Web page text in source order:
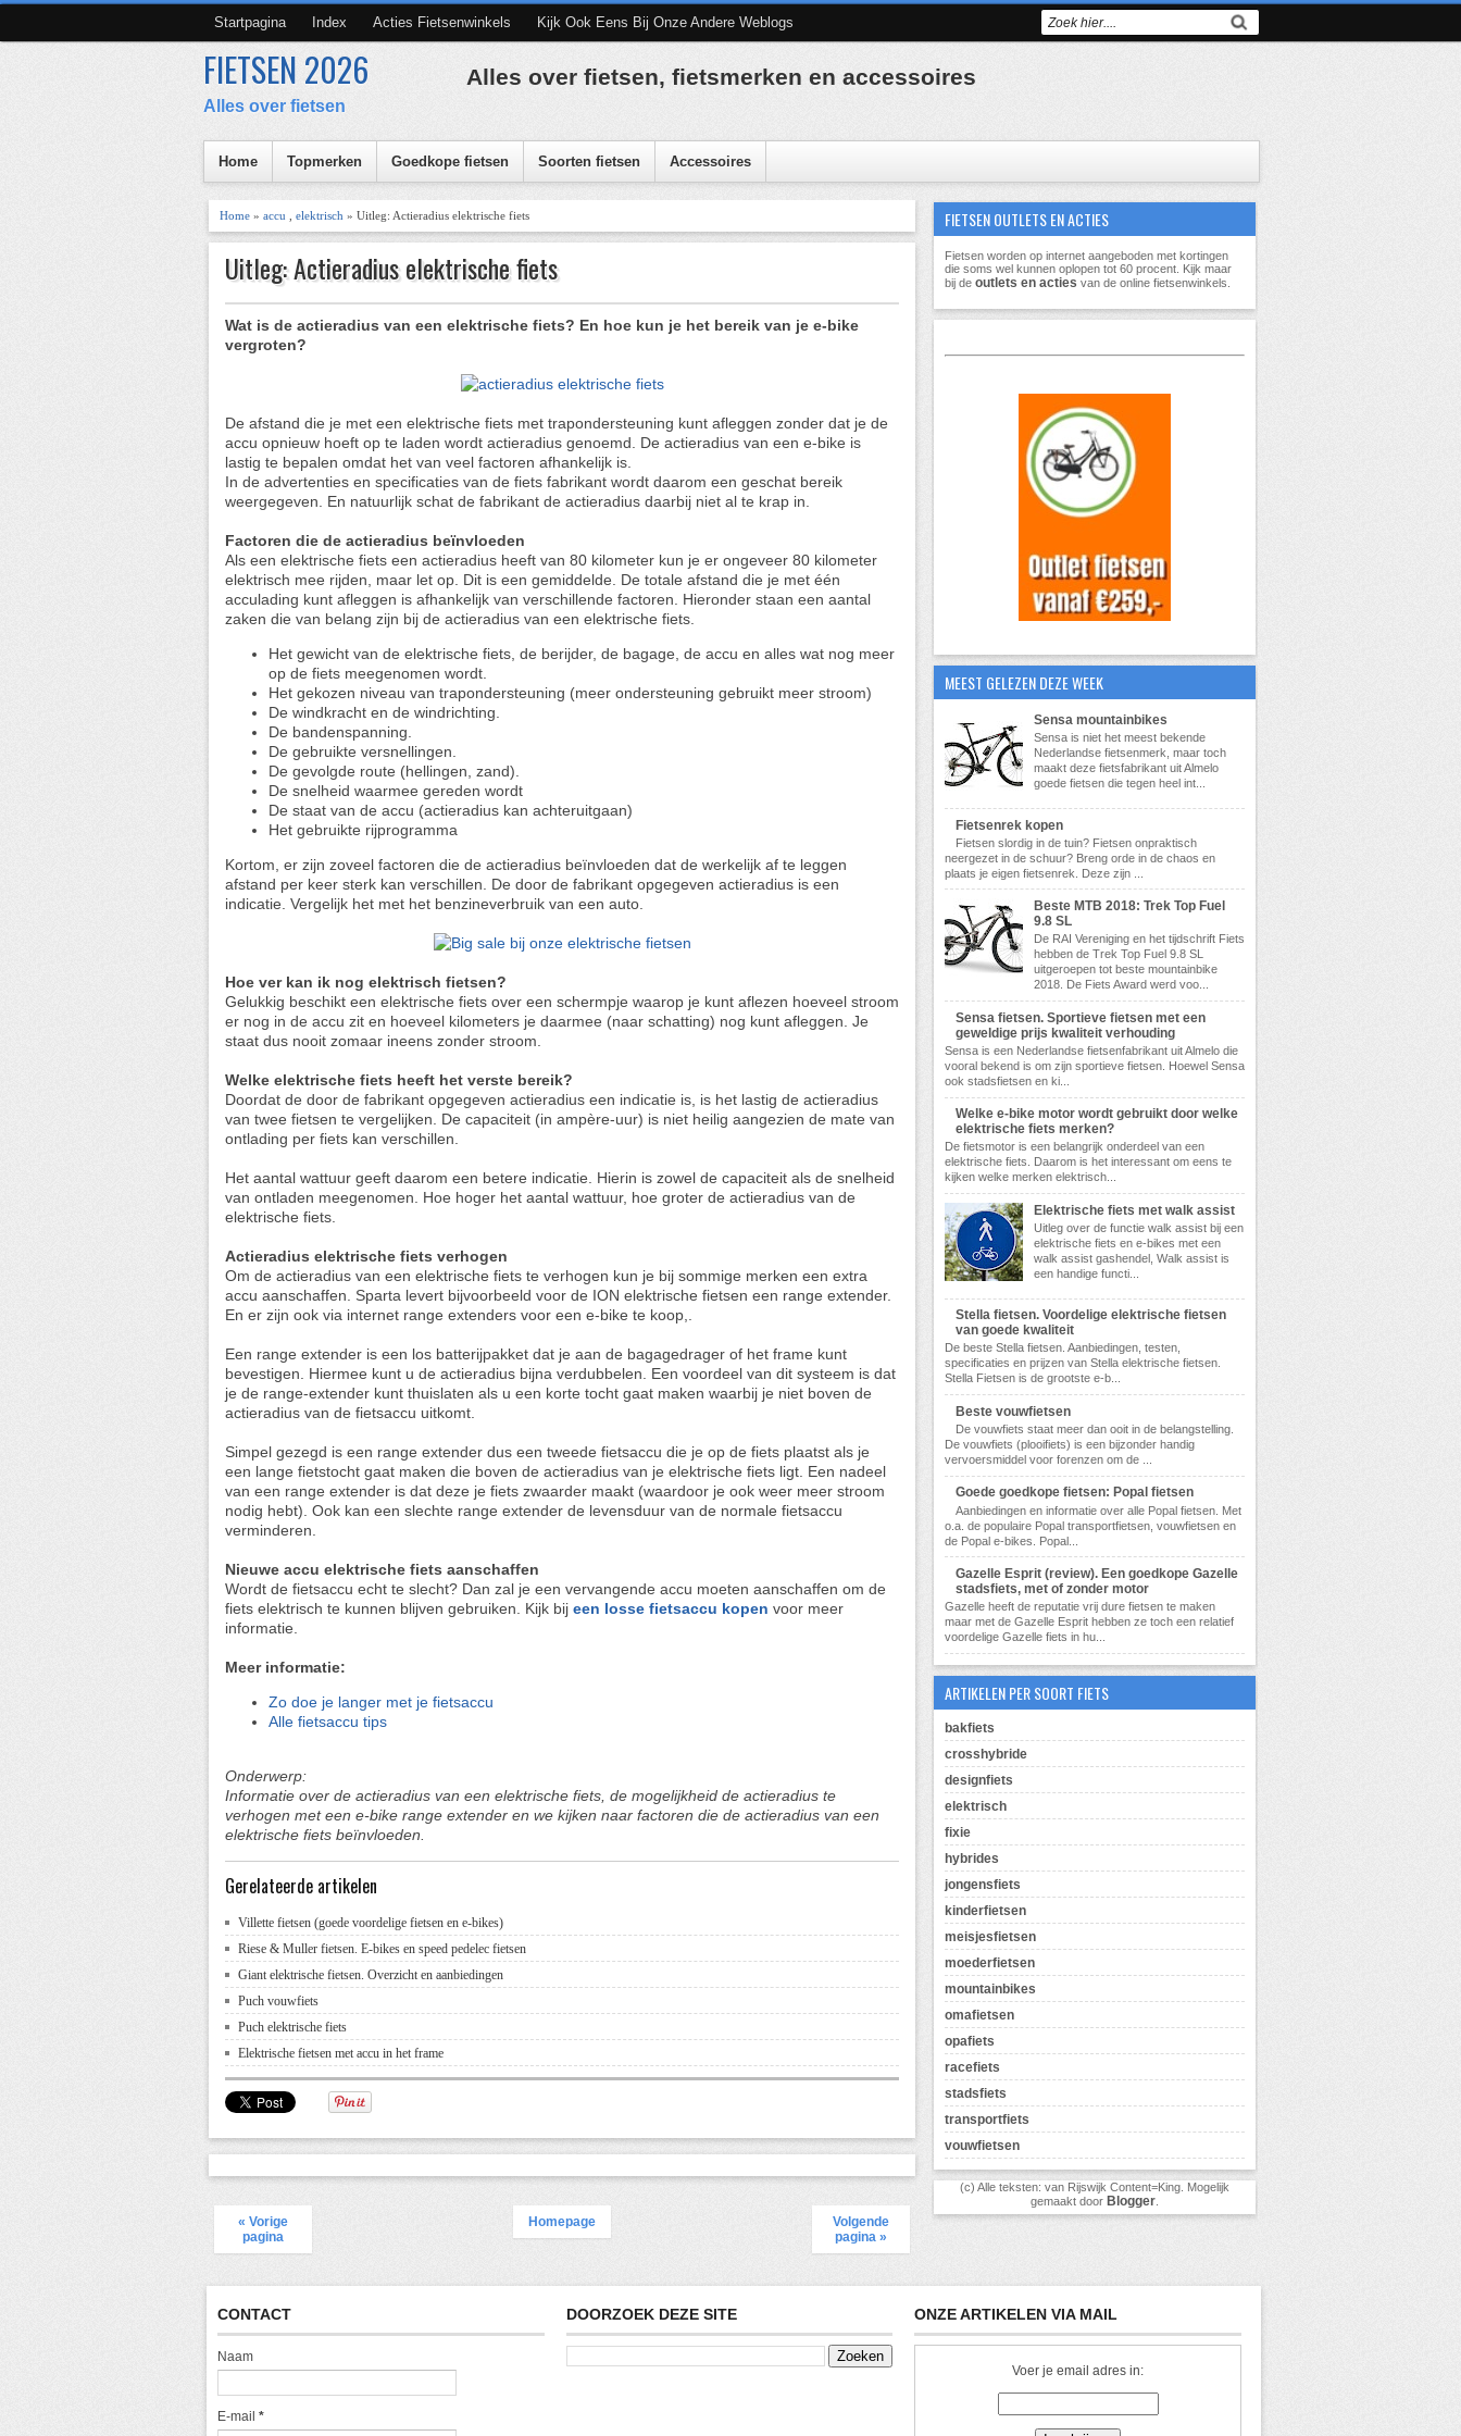
Startpagina Index Acties Fietsenwinkels Kijk Ook Eens Bij Onze Andere Weblogs
FIETSEN 2026
Alles over fietsen
Alles over fietsen, fietsmerken en accessoires
Home Topmerken Goedkope fietsen Soorten fietsen Accessoires
Home » accu elektrisch » Uitleg: Actieradius elektrische fiets
Uitleg: Actieradius elektrische fiets
Wat is de actieradius van een elektrische fiets? En hoe kun je het bereik van je e-bike
vergroten?
De afstand die je met een elektrische fiets met trapondersteuning kunt afleggen zonder dat je de
accu opnieuw hoeft op te laden wordt actieradius genoemd. De actieradius van een e-bike is
lastig te bepalen omdat het van veel factoren afhankelijk is.
In de advertenties en specificaties van de fiets fabrikant wordt daarom een geschat bereik
weergegeven. En natuurlijk schat de fabrikant de actieradius daarbij niet al te krap in.
Factoren die de actieradius beïnvloeden
Als een elektrische fiets een actieradius heeft van 80 kilometer kun je er ongeveer 80 kilometer
elektrisch mee rijden, maar let op. Dit is een gemiddelde. De totale afstand die je met één
acculading kunt afleggen is afhankelijk van verschillende factoren. Hieronder staan een aantal
zaken die van belang zijn bij de actieradius van een elektrische fiets.
Het gewicht van de elektrische fiets, de berijder, de bagage, de accu en alles wat nog meer
op de fiets meegenomen wordt.
Het gekozen niveau van trapondersteuning (meer ondersteuning gebruikt meer stroom)
De windkracht en de windrichting.
De bandenspanning.
De gebruikte versnellingen.
De gevolgde route (hellingen, zand).
De snelheid waarmee gereden wordt
De staat van de accu (actieradius kan achteruitgaan)
Het gebruikte rijprogramma
Kortom, er zijn zoveel factoren die de actieradius beïnvloeden dat de werkelijk af te leggen
afstand per keer sterk kan verschillen. De door de fabrikant opgegeven actieradius is een
indicatie. Vergelijk het met het benzineverbruik van een auto.
Hoe ver kan ik nog elektrisch fietsen?
Gelukkig beschikt een elektrische fiets over een schermpje waarop je kunt aflezen hoeveel stroom
er nog in de accu zit en hoeveel kilometers je daarmee (naar schatting) nog kunt afleggen. Je
staat dus nooit zomaar ineens zonder stroom.
Welke elektrische fiets heeft het verste bereik?
Doordat de door de fabrikant opgegeven actieradius een indicatie is, is het lastig de actieradius
van twee fietsen te vergelijken. De capaciteit (in ampère-uur) is niet heilig aangezien de mate van
ontlading per fiets kan verschillen.
Het aantal wattuur geeft daarom een betere indicatie. Hierin is zowel de capaciteit als de snelheid
van ontladen meegenomen. Hoe hoger het aantal wattuur, hoe groter de actieradius van de
elektrische fiets.
Actieradius elektrische fiets verhogen
Om de actieradius van een elektrische fiets te verhogen kun je bij sommige merken een extra
accu aanschaffen. Sparta levert bijvoorbeeld voor de ION elektrische fietsen een range extender.
En er zijn ook via internet range extenders voor een e-bike te koop,.
Een range extender is een los batterijpakket dat je aan de bagagedrager of het frame kunt
bevestigen. Hiermee kunt u de actieradius bijna verdubbelen. Een voordeel van dit systeem is dat
je de range-extender kunt thuislaten als u een korte tocht gaat maken waarbij je niet boven de
actieradius van de fietsaccu uitkomt.
Simpel gezegd is een range extender dus een tweede fietsaccu die je op de fiets plaatst als je
een lange fietstocht gaat maken die boven de actieradius van je elektrische fiets ligt. Een nadeel
van een range extender is dat deze je fiets zwaarder maakt (waardoor je ook weer meer stroom
nodig hebt). Ook kan een slechte range extender de levensduur van de normale fietsaccu
verminderen.
Nieuwe accu elektrische fiets aanschaffen
Wordt de fietsaccu echt te slecht? Dan zal je een vervangende accu moeten aanschaffen om de
fiets elektrisch te kunnen blijven gebruiken. Kijk bij een losse fietsaccu kopen voor meer
informatie.
Meer informatie:
Zo doe je langer met je fietsaccu
Alle fietsaccu tips
Onderwerp:
Informatie over de actieradius van een elektrische fiets, de mogelijkheid de actieradius te
verhogen met een e-bike range extender en we kijken naar factoren die de actieradius van een
elektrische fiets beïnvloeden.
Gerelateerde artikelen
Villette fietsen (goede voordelige fietsen en e-bikes)
Riese & Muller fietsen. E-bikes en speed pedelec fietsen
Giant elektrische fietsen. Overzicht en aanbiedingen
Puch vouwfiets
Puch elektrische fiets
Elektrische fietsen met accu in het frame
« Vorige
pagina
Volgende
pagina »
Homepage
FIETSEN OUTLETS EN ACTIES
Fietsen worden op internet aangeboden met kortingen
die soms wel kunnen oplopen tot 60 procent . Kijk maar
bij de outlets en acties van de online fietsenwinkels.
MEEST GELEZEN DEZE WEEK
Sensa mountainbikes
Sensa is niet het meest bekende
Nederlandse fietsenmerk, maar toch
maakt deze fietsfabrikant uit Almelo
goede fietsen die tegen heel int...
Fietsenrek kopen
Fietsen slordig in de tuin? Fietsen onpraktisch
neergezet in de schuur? Breng orde in de chaos en
plaats je eigen fietsenrek. Deze zijn ...
Beste MTB 2018: Trek Top Fuel
9.8 SL
De RAI Vereniging en het tijdschrift Fiets
hebben de Trek Top Fuel 9.8 SL
uitgeroepen tot beste mountainbike
2018. De Fiets Award werd voo...
Sensa fietsen. Sportieve fietsen met een
geweldige prijs kwaliteit verhouding
Sensa is een Nederlandse fietsenfabrikant uit Almelo die
vooral bekend is om zijn sportieve fietsen. Hoewel Sensa
ook stadsfietsen en ki...
Welke e-bike motor wordt gebruikt door welke
elektrische fiets merken?
De fietsmotor is een belangrijk onderdeel van een
elektrische fiets. Daarom is het interessant om eens te
kijken welke merken elektrisch...
Elektrische fiets met walk assist
Uitleg over de functie walk assist bij een
elektrische fiets en e-bikes met een
walk assist gashendel, Walk assist is
een handige functi...
Stella fietsen. Voordelige elektrische fietsen
van goede kwaliteit
De beste Stella fietsen. Aanbiedingen, testen,
specificaties en prijzen van Stella elektrische fietsen.
Stella Fietsen is de grootste e-b...
Beste vouwfietsen
De vouwfiets staat meer dan ooit in de belangstelling.
De vouwfiets (plooifiets) is een bijzonder handig
vervoersmiddel voor forenzen om de ...
Goede goedkope fietsen: Popal fietsen
Aanbiedingen en informatie over alle Popal fietsen. Met
o.a. de populaire Popal transportfietsen, vouwfietsen en
de Popal e-bikes. Popal...
Gazelle Esprit (review). Een goedkope Gazelle
stadsfiets, met of zonder motor
Gazelle heeft de reputatie vrij dure fietsen te maken
maar met de Gazelle Esprit hebben ze toch een relatief
voordelige Gazelle fiets in hu...
ARTIKELEN PER SOORT FIETS
bakfiets
crosshybride
designfiets
elektrisch
fixie
hybrides
jongensfiets
kinderfietsen
meisjesfietsen
moederfietsen
mountainbikes
omafietsen
opafiets
racefiets
stadsfiets
transportfiets
vouwfietsen
(c) Alle teksten: van Rijswijk Content=King. Mogelijk
gemaakt door Blogger
CONTACT
Naam
E-mail *
DOORZOEK DEZE SITE ONZE ARTIKELEN VIA MAIL
Voer je email adres in: